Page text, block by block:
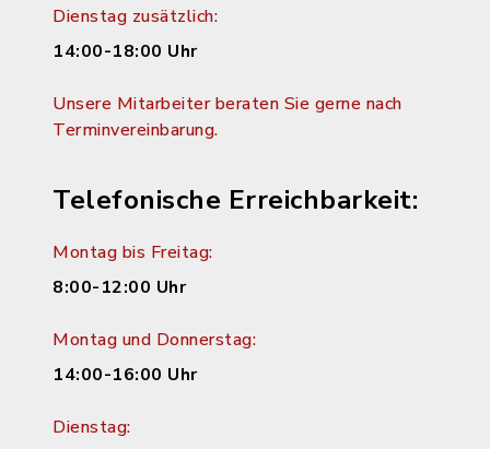
Dienstag zusätzlich:
14:00-18:00 Uhr
Unsere Mitarbeiter beraten Sie gerne nach
Terminvereinbarung.
Telefonische Erreichbarkeit:
Montag bis Freitag:
8:00-12:00 Uhr
Montag und Donnerstag:
14:00-16:00 Uhr
Dienstag: